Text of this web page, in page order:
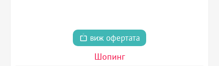
виж офертата
Шопинг